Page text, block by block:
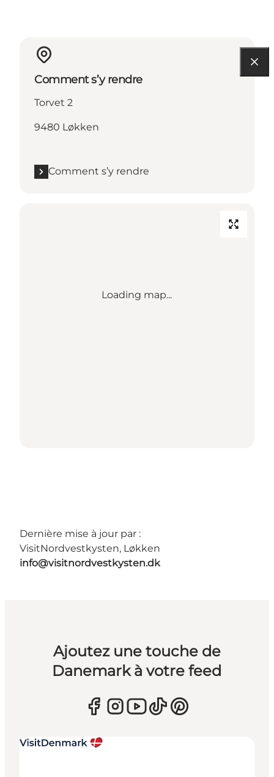
Comment s’y rendre
Torvet 2
9480 Løkken
Comment s’y rendre
Loading map...
Dernière mise à jour par :
VisitNordvestkysten, Løkken
info@visitnordvestkysten.dk
Ajoutez une touche de
Danemark à votre feed